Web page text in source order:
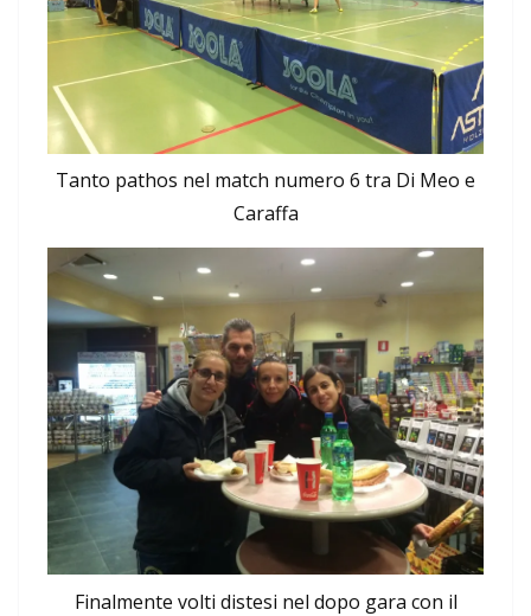
Tanto pathos nel match numero 6 tra Di Meo e
Caraffa
Finalmente volti distesi nel dopo gara con il